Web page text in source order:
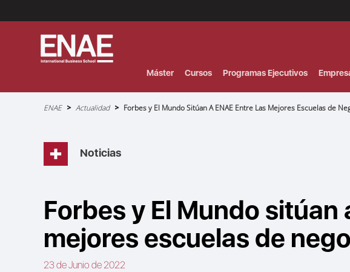
Máster Cursos Programas Ejecutivos
Sobrescribir
la
navegación
ENAE Actualidad Forbes y El Mundo Sitúan A ENAE Entre Las Mejores Escuelas de
Noticias
Forbes y El Mundo sitúan
mejores escuelas de
23 de Junio de 2022